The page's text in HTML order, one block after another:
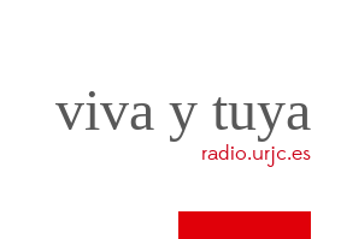
viva y tuya
radio.urjc.es